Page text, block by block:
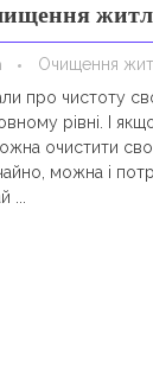
Очищення
про чистоту
рівні. І
очистити
можна і